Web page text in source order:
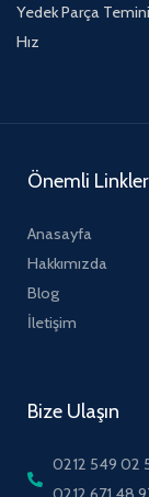
Yedek Parça
Hız
Önemli Linkler
Anasayfa
Hakkımızda
Blog
İletişim
Bize Ulaşın
0212 549 02